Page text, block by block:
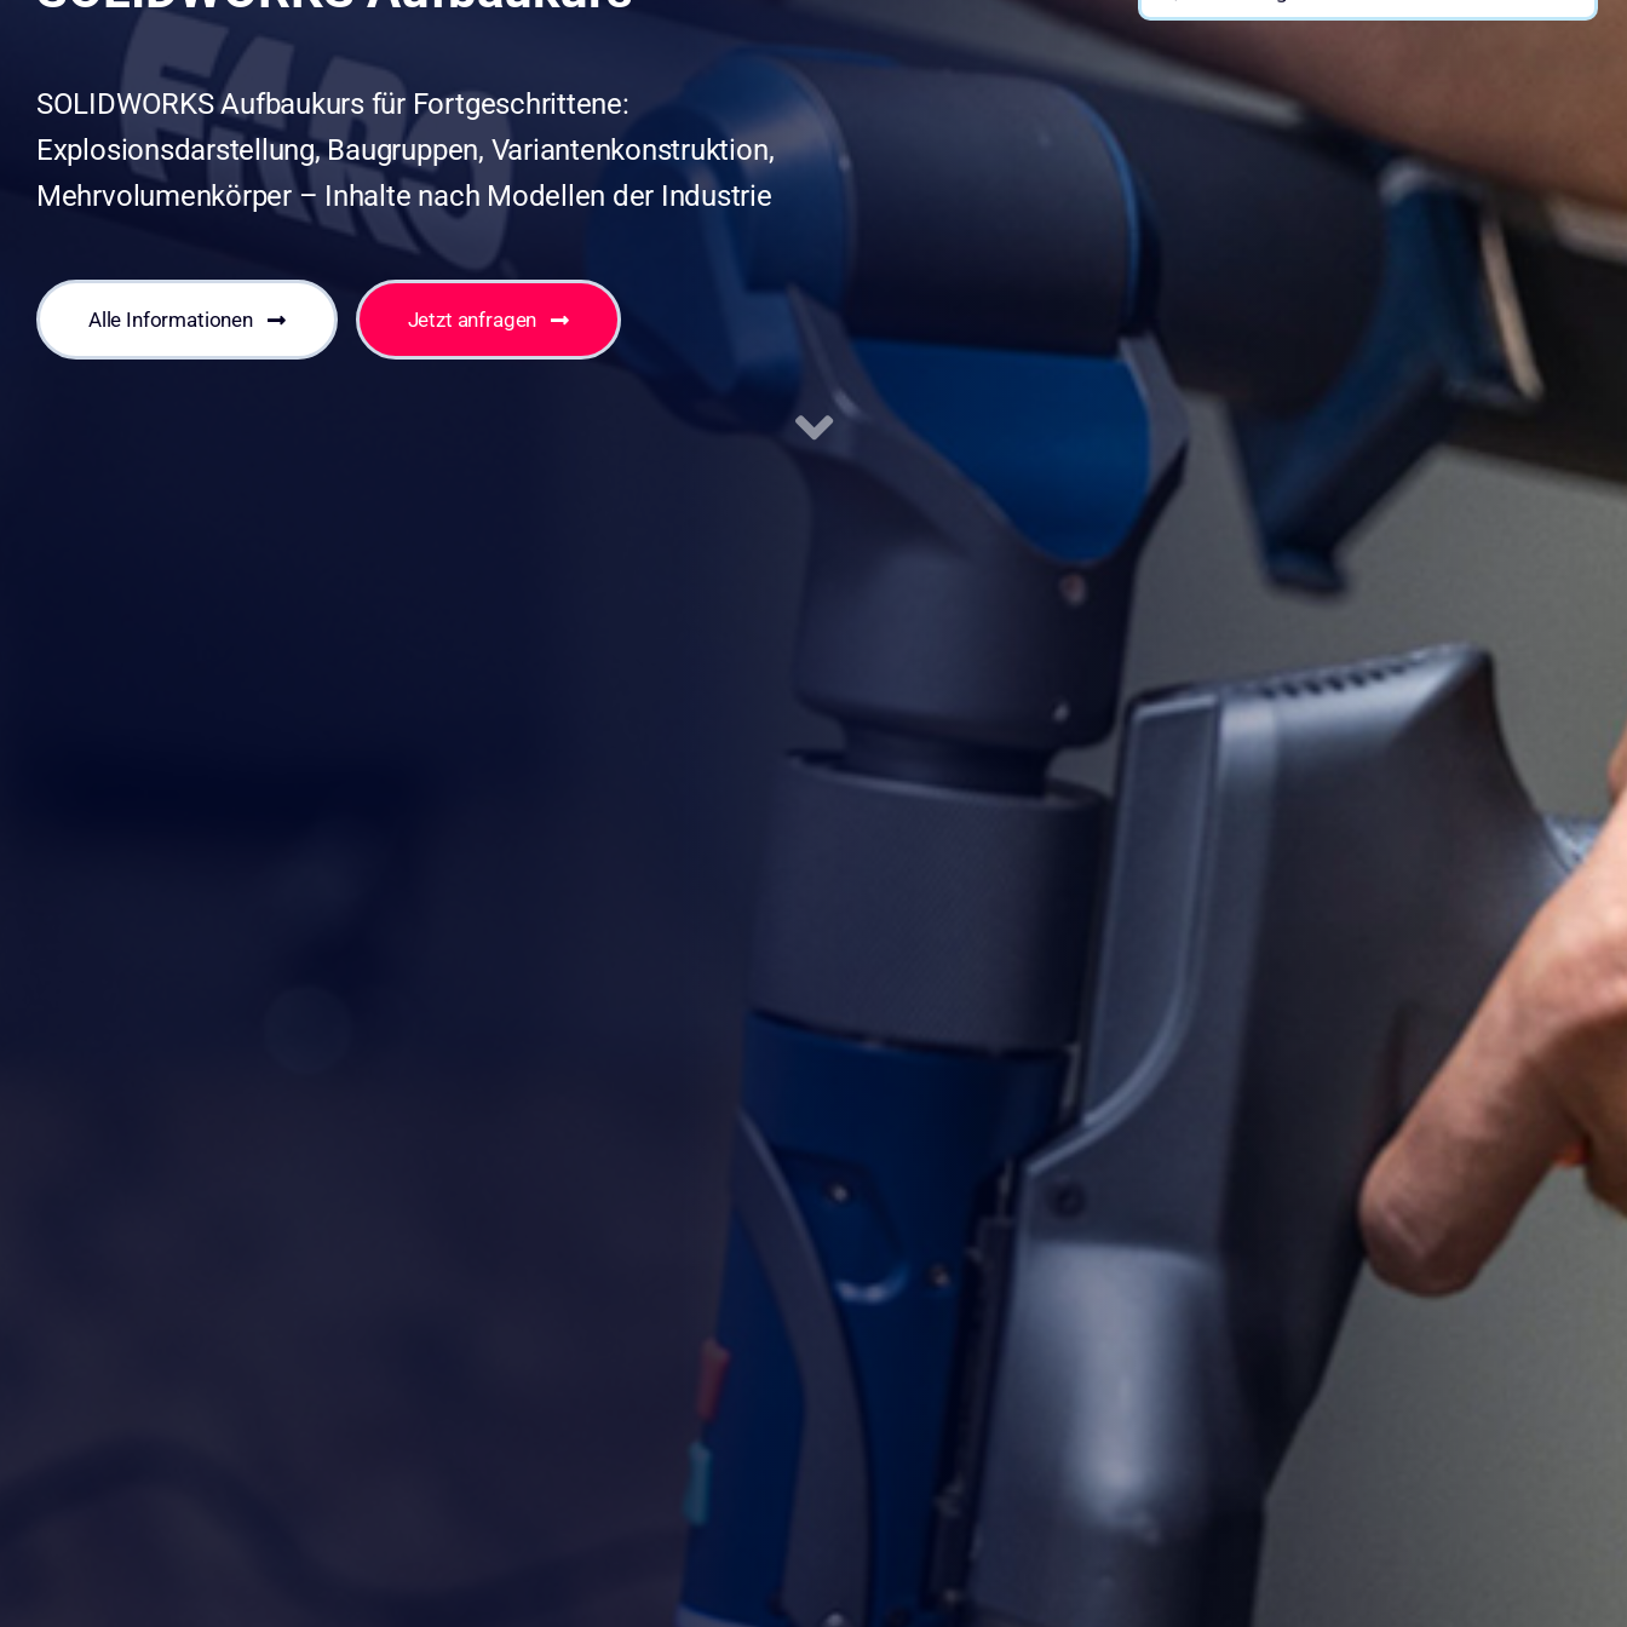
SOLIDWORKS Aufbaukurs für Fortgeschrittene:
Explosionsdarstellung, Baugruppen, Variantenkonstruktion,
Mehrvolumenkörper – Inhalte nach Modellen der Industrie
Alle Informationen Jetzt anfragen
nach: